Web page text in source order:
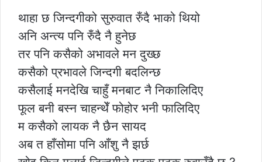
थाहा छ जिन्दगीको सुरुवात रुँदै भाको थियो
अनि अन्त्य पनि रुँदै नै हुनेछ
तर पनि कसैको अभावले मन दुख्छ
कसैको प्रभावले जिन्दगी बदलिन्छ
कसैलाई मनदेखि चाहुँ मनबाट नै निकालिदिए
फूल बनी बस्न चाहन्थेँ फोहोर भनी फालिदिए
म कसैको लायक नै छैन सायद
अब त हाँसोमा पनि आँशु नै झर्छ